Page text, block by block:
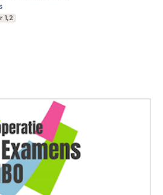
1,2